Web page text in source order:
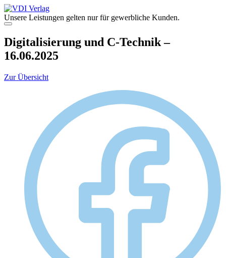
Zum
Inhalt
springen
Unsere Leistungen gelten nur für gewerbliche Kunden.
Menü
Digitalisierung und C-Technik –
16.06.2025
Zur Übersicht